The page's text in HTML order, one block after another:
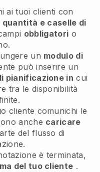
ai tuoi clienti con
e caselle di
obbligatori o
un modulo di
può inserire un
pianificazione in cui
tra le disponibilità
cliente comunichi le
anche caricare
del flusso di
è terminata,
del tuo cliente .